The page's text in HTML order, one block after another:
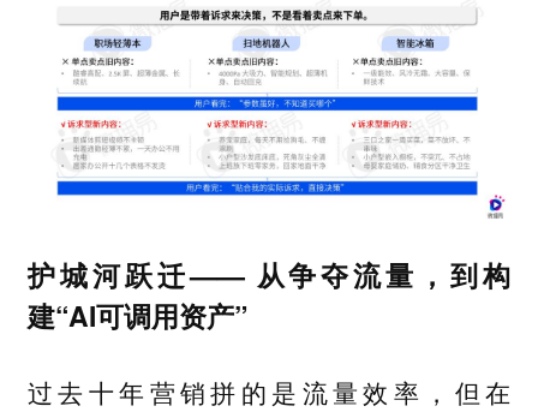
护城河跃迁—— 从争夺流量，到构
建“AI可调用资产”
过去十年营销拼的是流量效率，但在